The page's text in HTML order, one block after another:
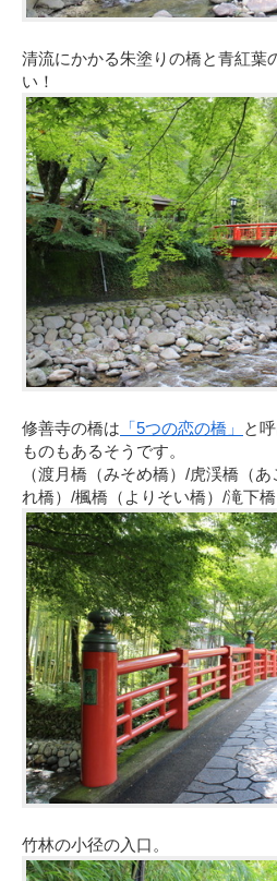
清流にかかる朱塗りの橋と青紅葉
い！
修善寺の橋は 「5つの恋の橋」
と
ものもあるそうです。
（渡月橋（みそめ橋）/虎渓橋（
れ橋）/楓橋（よりそい橋）/滝下橋
竹林の小径の入口。